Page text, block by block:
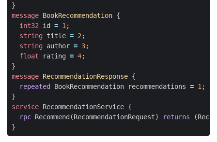
}
message BookRecommendation {
int32 id = 1;
string title = 2;
string author = 3;
float
rating = 4;
}
message RecommendationResponse {
repeated
BookRecommendation recommendations = 1;
}
service RecommendationService {
rpc Recommend (RecommendationRequest) returns (
}